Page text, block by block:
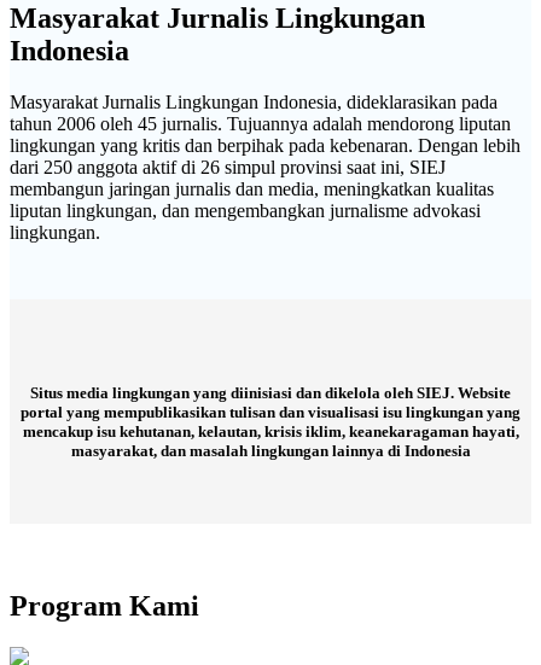
Masyarakat Jurnalis Lingkungan
Indonesia
Masyarakat Jurnalis Lingkungan Indonesia, dideklarasikan pada
tahun 2006 oleh 45 jurnalis. Tujuannya adalah mendorong liputan
lingkungan yang kritis dan berpihak pada kebenaran. Dengan lebih
dari 250 anggota aktif di 26 simpul provinsi saat ini, SIEJ
membangun jaringan jurnalis dan media, meningkatkan kualitas
liputan lingkungan, dan mengembangkan jurnalisme advokasi
lingkungan.
Situs media lingkungan yang diinisiasi dan dikelola oleh SIEJ. Website
portal yang mempublikasikan tulisan dan visualisasi isu lingkungan yang
mencakup isu kehutanan, kelautan, krisis iklim, keanekaragaman hayati,
masyarakat, dan masalah lingkungan lainnya di Indonesia
Program Kami